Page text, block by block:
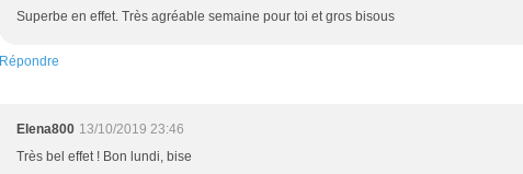
Superbe en effet. Très agréable semaine pour toi et gros bisous
Répondre
Elena800 13/10/2019 23:46
Très bel effet ! Bon lundi, bise